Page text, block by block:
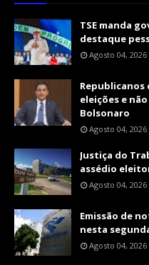
TSE manda
destaque
Agosto 04, 2026
eleições e
Bolsonaro
Agosto 04, 2026
Justiça do
assédio
Agosto 04, 2026
Emissão de
nesta
Agosto 04, 2026